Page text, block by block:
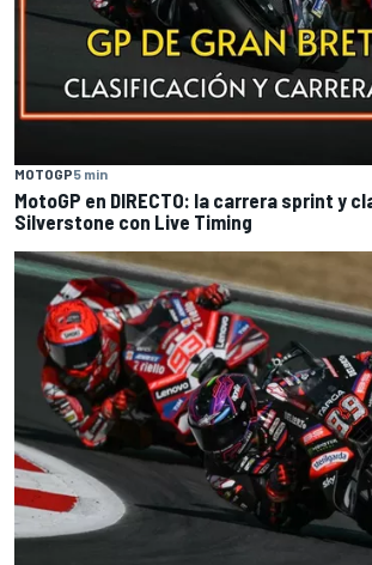
MOTOGP5 min
MotoGP en DIRECTO: la carrera sprint y
Silverstone con Live Timing